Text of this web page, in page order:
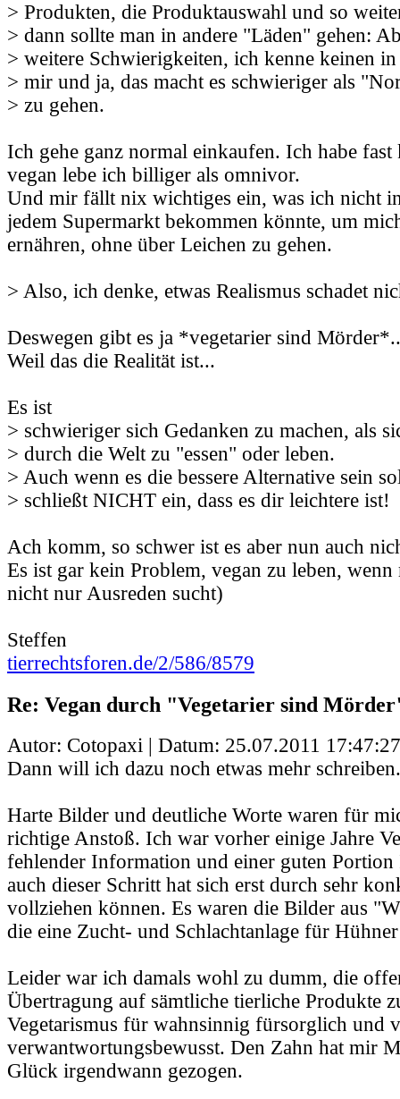
> Produkten, die Produktauswahl und so
> dann sollte man in andere "Läden" gehen:
> weitere Schwierigkeiten, ich kenne keinen
> mir und ja, das macht es schwieriger als
> zu gehen.
Ich gehe ganz normal einkaufen. Ich habe
vegan lebe ich billiger als omnivor.
Und mir fällt nix wichtiges ein, was ich nicht
jedem Supermarkt bekommen könnte, um
ernähren, ohne über Leichen zu gehen.
> Also, ich denke, etwas Realismus schadet
Deswegen gibt es ja *vegetarier sind
Weil das die Realität ist...
Es ist
> schwieriger sich Gedanken zu machen, als
> durch die Welt zu "essen" oder leben.
> Auch wenn es die bessere Alternative sein
> schließt NICHT ein, dass es dir leichtere ist!
Ach komm, so schwer ist es aber nun auch
Es ist gar kein Problem, vegan zu leben,
nicht nur Ausreden sucht)
Steffen
tierrechtsforen.de/2/586/8579
Re: Vegan durch "Vegetarier sind
Autor: Cotopaxi | Datum: 25.07.2011 17:47:27
Dann will ich dazu noch etwas mehr
Harte Bilder und deutliche Worte waren für
richtige Anstoß. Ich war vorher einige Jahre
fehlender Information und einer guten
auch dieser Schritt hat sich erst durch sehr
vollziehen können. Es waren die Bilder aus
die eine Zucht- und Schlachtanlage für
Leider war ich damals wohl zu dumm, die
Übertragung auf sämtliche tierliche Produkte
Vegetarismus für wahnsinnig fürsorglich und
verwantwortungsbewusst. Den Zahn hat mir
Glück irgendwann gezogen.